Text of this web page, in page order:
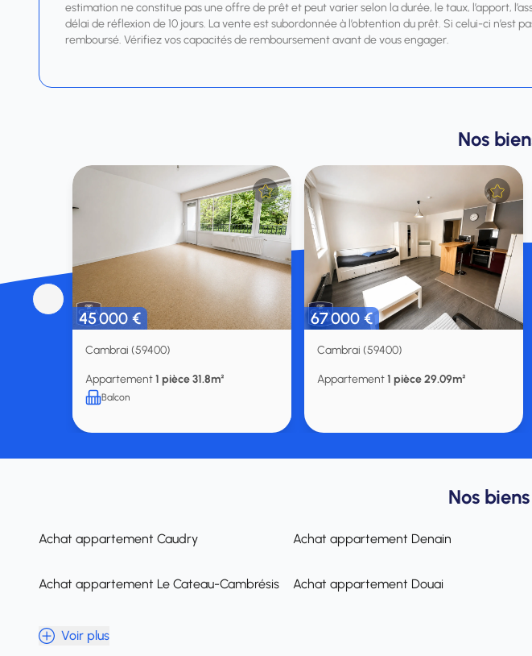
estimation ne constitue pas une offre de prêt et peut varier selon la durée, le taux, l’apport,
délai de réflexion de 10 jours. La vente est subordonnée à l’obtention du prêt. Si celui-ci
remboursé. Vérifiez vos capacités de remboursement avant de vous engager.
Nos
45 000 €
Cambrai (59400)
Appartement1 pièce 31.8m²
Balcon
67 000 €
Cambrai (59400)
Appartement1 pièce 29.09m²
Nos
Achat appartement Caudry Achat appartement Denain
Achat appartement Le Cateau-Cambrésis Achat appartement Douai
Voir plus